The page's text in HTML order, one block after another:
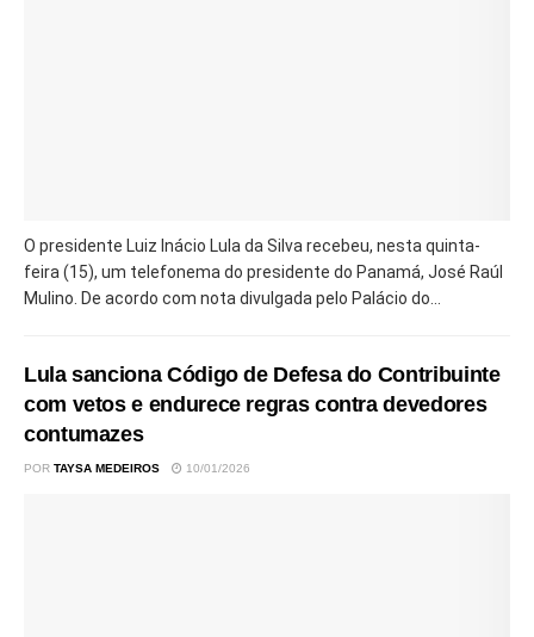
O presidente Luiz Inácio Lula da Silva recebeu, nesta quinta-
feira (15), um telefonema do presidente do Panamá, José Raúl
Mulino. De acordo com nota divulgada pelo Palácio do...
Lula sanciona Código de Defesa do Contribuinte
com vetos e endurece regras contra devedores
contumazes
POR TAYSA MEDEIROS 10/01/2026